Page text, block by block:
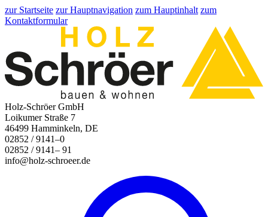
zur Startseite zur Hauptnavigation zum Hauptinhalt zum
Kontaktformular
Holz-Schröer GmbH
Loikumer Straße 7
46499 Hamminkeln, DE
02852 / 9141–0
02852 / 9141– 91
info@holz-schroeer.de